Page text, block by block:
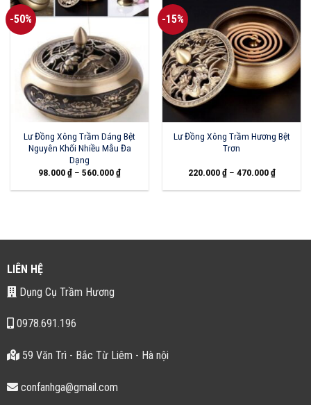
-50%
Lư Đồng Xông Trầm Dáng Bệt
Nguyên Khối Nhiều Mẫu Đa
Dạng
98.000₫ – 560.000₫
-15%
Lư Đồng Xông Trầm Hương Bệt
Trơn
220.000₫– 470.000₫
LIÊN HỆ
Dụng Cụ Trầm Hương
0978.691.196
59 Văn Trì - Bắc Từ Liêm - Hà nội
confanhga@gmail.com